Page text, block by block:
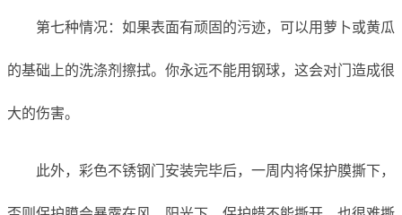
第七种情况：如果表面有顽固的污迹，可以用萝卜或黄瓜
的基础上的洗涤剂擦拭。你永远不能用钢球，这会对门造成很
大的伤害。
此外，彩色不锈钢门安装完毕后，一周内将保护膜撕下，